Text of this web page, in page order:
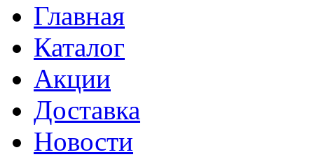
Главная
Каталог
Акции
Доставка
Новости